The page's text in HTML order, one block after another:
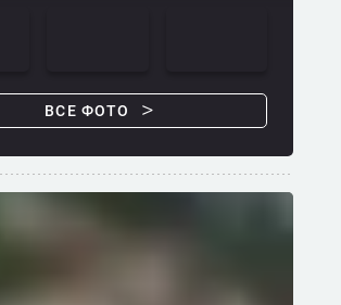
ВСЕ ФОТО